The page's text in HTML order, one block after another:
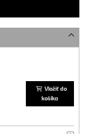
Vložiť do
košíka